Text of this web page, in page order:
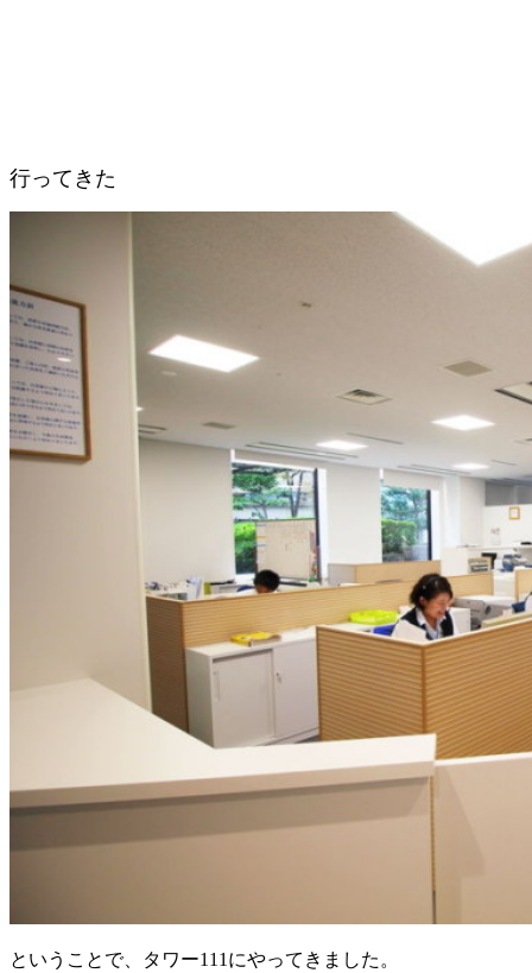
行ってきた
ということで、タワー111にやってきました。